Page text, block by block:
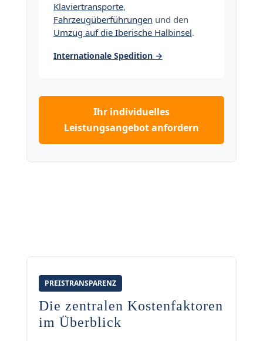
Klaviertransporte,
Fahrzeugüberführungen und den
Umzug auf die Iberische Halbinsel.
Internationale Spedition →
Ihr individuelles
Leistungsangebot anfordern
PREISTRANSPARENZ
Die zentralen Kostenfaktoren
im Überblick